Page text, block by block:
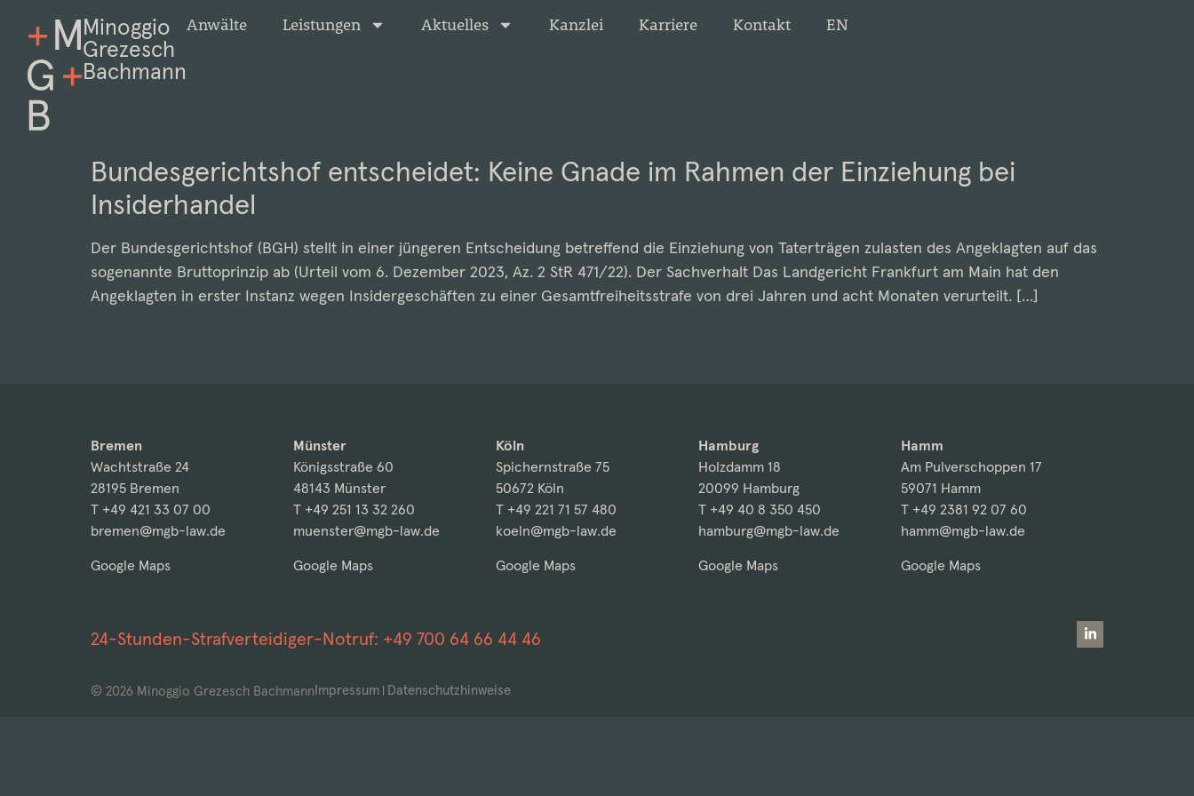
Minoggio
Grezesch
Bachmann
Anwälte Leistungen Aktuelles Kanzlei Karriere Kontakt EN
Bundesgerichtshof entscheidet: Keine Gnade im Rahmen der Einziehung bei
Insiderhandel
Der Bundesgerichtshof (BGH) stellt in einer jüngeren Entscheidung betreffend die Einziehung von Taterträgen zulasten des Angeklagten auf das
sogenannte Bruttoprinzip ab (Urteil vom 6. Dezember 2023, Az. 2 StR 471/22). Der Sachverhalt Das Landgericht Frankfurt am Main hat den
Angeklagten in erster Instanz wegen Insidergeschäften zu einer Gesamtfreiheitsstrafe von drei Jahren und acht Monaten verurteilt. […]
Bremen
Wachtstraße 24
28195 Bremen
T +49 421 33 07 00
bremen@mgb-law.de
Google Maps
Münster
Königsstraße 60
48143 Münster
T +49 251 13 32 260
muenster@mgb-law.de
Google Maps
Köln
Spichernstraße 75
50672 Köln
T +49 221 71 57 480
koeln@mgb-law.de
Google Maps
Hamburg
Holzdamm 18
20099 Hamburg
T +49 40 8 350 450
hamburg@mgb-law.de
Google Maps
Hamm
Am Pulverschoppen 17
59071 Hamm
T +49 2381 92 07 60
hamm@mgb-law.de
Google Maps
24-Stunden-Strafverteidiger-Notruf: +49 700 64 66 44 46
© 2026 Minoggio Grezesch BachmannImpressum Datenschutzhinweise